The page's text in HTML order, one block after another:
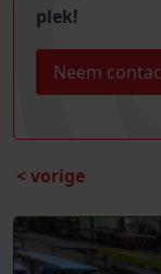
plek!
Neem
< vorige